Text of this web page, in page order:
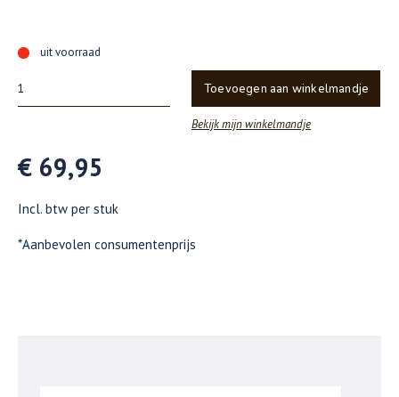
uit voorraad
Toevoegen aan winkelmandje
Bekijk mijn winkelmandje
€ 69,95
Incl. btw per stuk
*Aanbevolen consumentenprijs